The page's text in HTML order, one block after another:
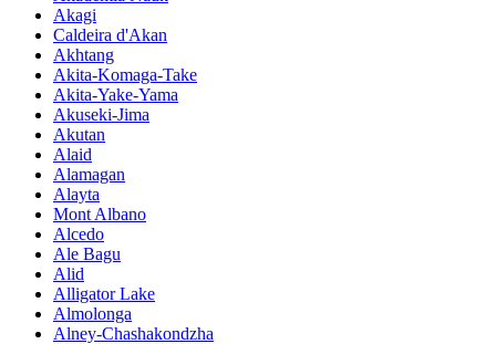
Akagi
Caldeira d'Akan
Akhtang
Akita-Komaga-Take
Akita-Yake-Yama
Akuseki-Jima
Akutan
Alaid
Alamagan
Alayta
Mont Albano
Alcedo
Ale Bagu
Alid
Alligator Lake
Almolonga
Alney-Chashakondzha